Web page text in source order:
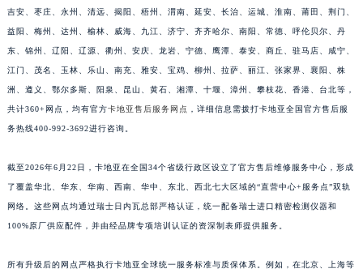
南通市崇川区工农路57号圆融广场写字楼16层1603室（需提前预约）
南宁市青秀区金湖路59号地王大厦12楼1224室（需提前预约）
合肥市蜀山区潜山路111号万象城华润大厦B座12楼03室（需提前预约）
石家庄市长安区中山东路39号勒泰中心写字楼B座13层07室（需提前预约）
吉安、枣庄、永州、清远、揭阳、梧州、渭南、延安、长治、运城、淮南、莆田、荆门、
益阳、梅州、达州、榆林、威海、九江、济宁、齐齐哈尔、南阳、常德、呼伦贝尔、丹
东、锦州、辽阳、辽源、衢州、安庆、龙岩、宁德、鹰潭、泰安、商丘、驻马店、咸宁、
江门、茂名、玉林、乐山、南充、雅安、宝鸡、柳州、拉萨、丽江、张家界、襄阳、株
洲、遵义、鄂尔多斯、阳泉、昆山、黄石、湘潭、十堰、漳州、攀枝花、香港、台北等，
共计360+网点，均有官方卡地亚售后服务网点 ，详细信息需拨打卡地亚全国官方售后服
务热线400-992-3692进行咨询。
截至2026年6月22日，卡地亚在全国34个省级行政区设立了官方售后维修服务中心，形成
了覆盖华北、华东、华南、西南、华中、东北、西北七大区域的“直营中心+服务点”双轨
网络。这些网点均通过瑞士日内瓦总部严格认证，统一配备瑞士进口精密检测仪器和
100%原厂供应配件，并由经品牌专项培训认证的资深制表师提供服务。
所有升级后的网点严格执行卡地亚全球统一服务标准与质保体系。例如，在北京、上海等